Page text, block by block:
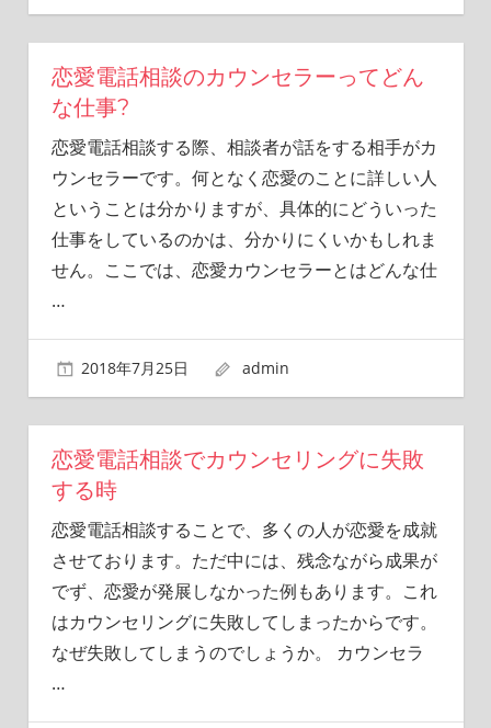
恋愛電話相談のカウンセラーってどん
な仕事?
恋愛電話相談する際、相談者が話をする相手がカ
ウンセラーです。何となく恋愛のことに詳しい人
ということは分かりますが、具体的にどういった
仕事をしているのかは、分かりにくいかもしれま
せん。ここでは、恋愛カウンセラーとはどんな仕
…
2018年7月25日 admin
恋愛電話相談でカウンセリングに失敗
する時
恋愛電話相談することで、多くの人が恋愛を成就
させております。ただ中には、残念ながら成果が
でず、恋愛が発展しなかった例もあります。これ
はカウンセリングに失敗してしまったからです。
なぜ失敗してしまうのでしょうか。 カウンセラ
…